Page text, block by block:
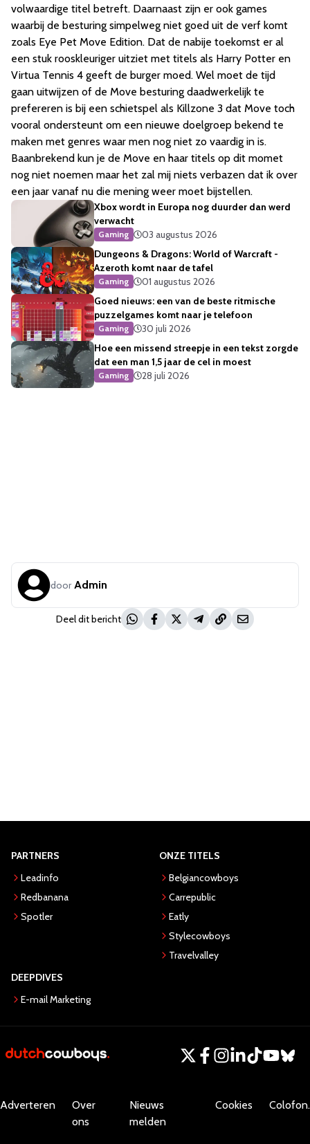
volwaardige titel betreft. Daarnaast zijn er ook games
waarbij de besturing simpelweg niet goed uit de verf komt
zoals Eye Pet Move Edition. Dat de nabije toekomst er al
een stuk rooskleuriger uitziet met titels als Harry Potter en
Virtua Tennis 4 geeft de burger moed. Wel moet de tijd
gaan uitwijzen of de Move besturing daadwerkelijk te
prefereren is bij een schietspel als Killzone 3 dat Move toch
vooral ondersteunt om een nieuwe doelgroep bekend te
maken met genres waar men nog niet zo vaardig in is.
Baanbrekend kun je de Move en haar titels op dit momet
nog niet noemen maar het zal mij niets verbazen dat ik over
een jaar vanaf nu die mening weer moet bijstellen.
Xbox wordt in Europa nog duurder dan werd
verwacht
Gaming
03 augustus 2026
Dungeons & Dragons: World of Warcraft -
Azeroth komt naar de tafel
Gaming
01 augustus 2026
Goed nieuws: een van de beste ritmische
puzzelgames komt naar je telefoon
Gaming
30 juli 2026
Hoe een missend streepje in een tekst zorgde
dat een man 1,5 jaar de cel in moest
Gaming 28 juli 2026
door Admin
Deel dit bericht
PARTNERS
Leadinfo
Redbanana
Spotler
ONZE TITELS
Belgiancowboys
Carrepublic
Eatly
Stylecowboys
Travelvalley
DEEPDIVES
E-mail Marketing
Adverteren
Over
ons
Nieuws
melden
Cookies Colofon.